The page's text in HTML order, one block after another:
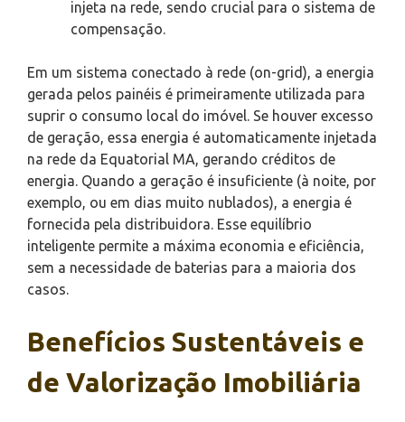
injeta na rede, sendo crucial para o sistema de
compensação.
Em um sistema conectado à rede (on-grid), a energia
gerada pelos painéis é primeiramente utilizada para
suprir o consumo local do imóvel. Se houver excesso
de geração, essa energia é automaticamente injetada
na rede da Equatorial MA, gerando créditos de
energia. Quando a geração é insuficiente (à noite, por
exemplo, ou em dias muito nublados), a energia é
fornecida pela distribuidora. Esse equilíbrio
inteligente permite a máxima economia e eficiência,
sem a necessidade de baterias para a maioria dos
casos.
Benefícios Sustentáveis e
de Valorização Imobiliária